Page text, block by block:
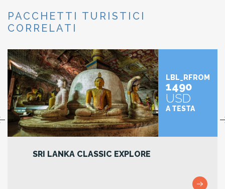
PACCHETTI TURISTICI
CORRELATI
LBL_RFROM
1490
USD
A TESTA
CLASSIC EXPLORE